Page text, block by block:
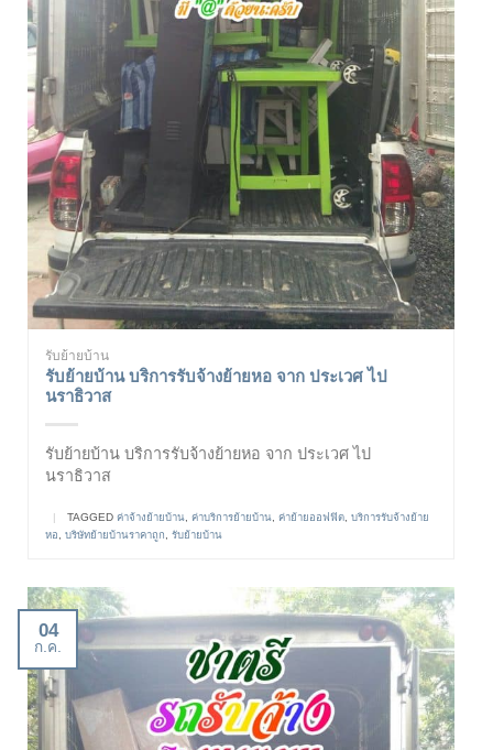
รับย้ายบ้าน
รับย้ายบ้าน บริการรับจ้างย้ายหอ จาก ประเวศ ไป
นราธิวาส
รับย้ายบ้าน บริการรับจ้างย้ายหอ จาก ประเวศ ไป
นราธิวาส
TAGGED ค่าจ้างย้ายบ้าน, ค่าบริการย้ายบ้าน, ค่าย้ายออฟฟิต, บริการรับจ้างย้าย
หอ, บริษัทย้ายบ้านราคาถูก, รับย้ายบ้าน
04
ก.ค.